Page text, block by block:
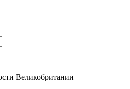
Великобритании